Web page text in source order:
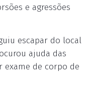
e agressões
escapar do local
ajuda das
exame de corpo de